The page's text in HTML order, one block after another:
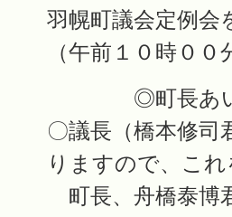
羽幌町議会定例会
（午前１０時００
◎町長あい
〇議長（橋本修
りますので、こ
町長、舟橋泰博